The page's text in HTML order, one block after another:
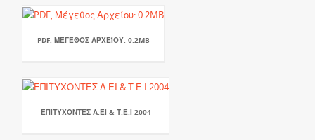
PDF, ΜΈΓΕΘΟΣ ΑΡΧΕΊΟΥ: 0.2MB
ΕΠΙΤΥΧΟΝΤΕΣ Α.ΕΙ & Τ.Ε.Ι 2004